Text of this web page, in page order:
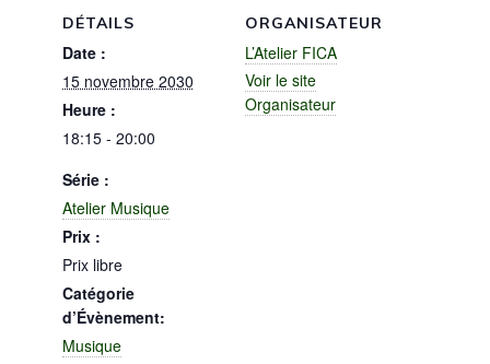
DÉTAILS
Date :
15 novembre 2030
Heure :
18:15 - 20:00
Série :
Atelier Musique
Prix :
Prix libre
Catégorie
d’Évènement:
Musique
ORGANISATEUR
L’Atelier FICA
Voir le site
Organisateur